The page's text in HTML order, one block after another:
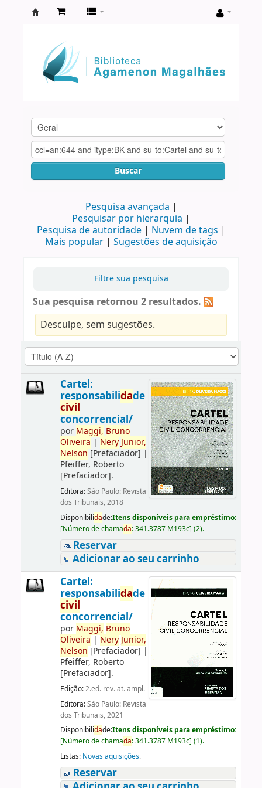
Agamenon
Magalhães
Buscar
Pesquisa avançada
Pesquisar por hierarquia
Pesquisa de autoridade
Nuvem de tags
Mais popular
Sugestões de aquisição
Filtre sua pesquisa
Sua pesquisa retornou 2 resultados.
Desculpe, sem sugestões.
Cartel:
responsabilidade
civil
concorrencial/
por Maggi, Bruno
Oliveira | Nery Junior,
Nelson [Prefaciador] |
Pfeiffer, Roberto
[Prefaciador].
Editora:São Paulo: Revista
dos Tribunais, 2018
Disponibilidade:Itens disponíveis para empréstimo:
[Número de chamada:341.3787 M193c] (2).
Reservar
Adicionar ao seu carrinho
Cartel:
responsabilidade
civil
concorrencial/
por Maggi, Bruno
Oliveira | Nery Junior,
Nelson [Prefaciador] |
Pfeiffer, Roberto
[Prefaciador].
Edição:2.ed. rev. at. ampl.
Editora:São Paulo: Revista
dos Tribunais, 2021
Disponibilidade:Itens disponíveis para empréstimo:
[Número de chamada:341.3787 M193c] (1).
Listas: Novas aquisições.
Reservar